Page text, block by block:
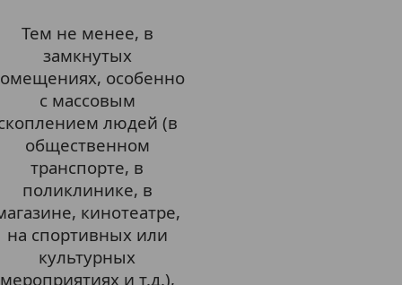
Тем не менее, в
замкнутых
особенно
с массовым
людей (в
общественном
транспорте, в
поликлинике, в
кинотеатре,
на спортивных или
культурных
мероприятиях и т.д.),